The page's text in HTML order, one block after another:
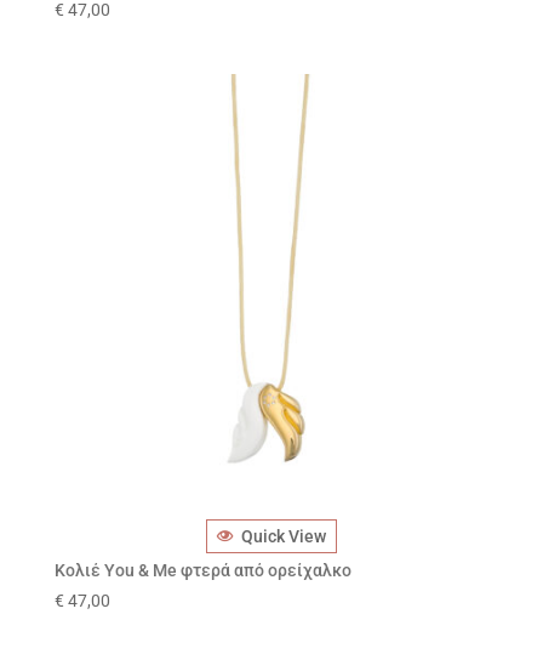
€ 47,00
Quick View
Κολιέ You & Me φτερά από ορείχαλκο
€ 47,00